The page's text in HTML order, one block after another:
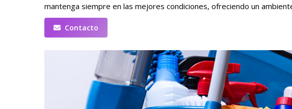
mantenga siempre en las mejores condiciones, ofreciendo un
Contacto